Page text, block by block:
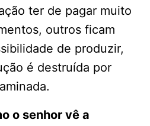
ter de pagar muito
outros ficam
de produzir,
é destruída por
o senhor vê a